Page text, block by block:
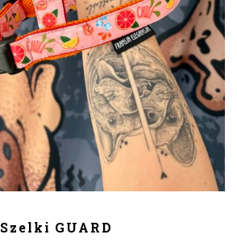
Szelki GUARD